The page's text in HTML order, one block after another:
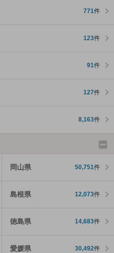
771件
123件
91件
127件
8,163件
岡山県 50,751件
島根県 12,073件
徳島県 14,683件
愛媛県 30,492件